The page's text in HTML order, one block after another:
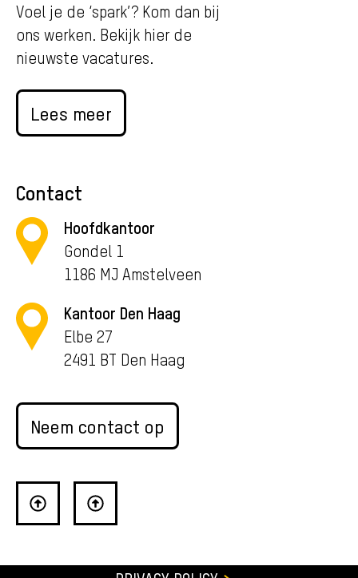
Voel je de ‘spark’? Kom dan bij
ons werken. Bekijk hier de
nieuwste vacatures.
Lees meer
Contact
Hoofdkantoor
Gondel 1
1186 MJ Amstelveen
Kantoor Den Haag
Elbe 27
2491 BT Den Haag
Neem contact op